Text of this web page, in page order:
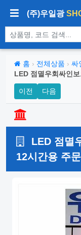
(주)우일광
상품 검색
홈 › 전체상품 › 싸
LED 점멸우회싸인
이전 다음
LED 점멸
12시간용 주